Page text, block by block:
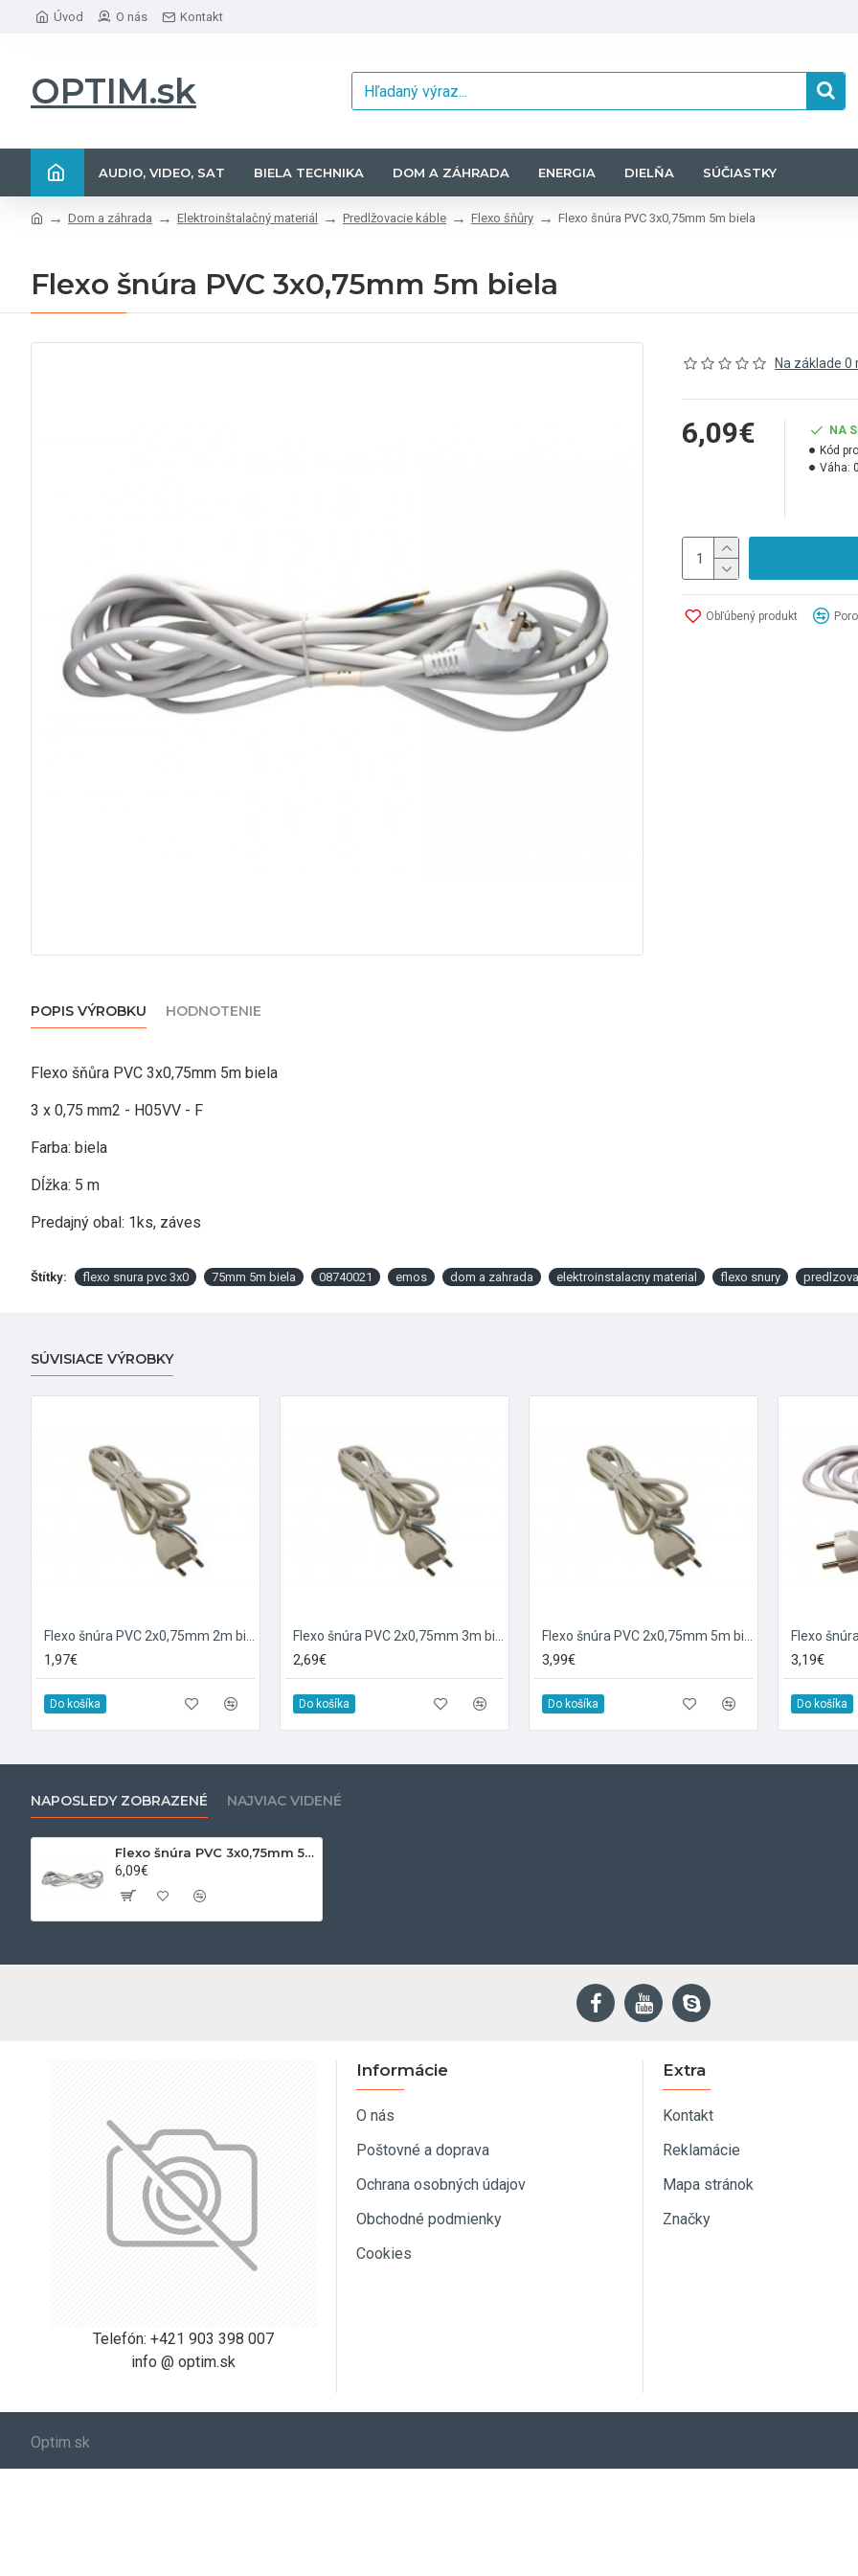
Úvod O nás Kontakt
OPTIM.sk
AUDIO, VIDEO, SAT BIELA TECHNIKA DOM A ZÁHRADA ENERGIA DIELŇA SÚČIASTKY
Dom a záhrada Elektroinštalačný materiál Predlžovacie káble Flexo šňůry Flexo šnúra PVC 3x0,75mm 5m biela
Flexo šnúra PVC 3x0,75mm 5m biela
Na základe 0
6,09€
NA
Kód
Váha:
Obľúbený produkt
POPIS VÝROBKU HODNOTENIE
Flexo šňůra PVC 3x0,75mm 5m biela
3 x 0,75 mm2 - H05VV - F
Farba: biela
Dĺžka: 5 m
Predajný obal: 1ks, záves
Štítky: flexo snura pvc 3x0 75mm 5m biela 08740021 emos dom a zahrada elektroinstalacny material flexo snury
SÚVISIACE VÝROBKY
1,97€
Do košíka
2,69€
Do košíka
3,99€
Do košíka
3,19€
Do košíka
NAPOSLEDY ZOBRAZENÉ NAJVIAC VIDENÉ
Flexo šnúra PVC 3x0,75mm 5m biela
6,09€
Telefón: +421 903 398 007
info @ optim.sk
Informácie
O nás
Poštovné a doprava
Ochrana osobných údajov
Obchodné podmienky
Cookies
Extra
Kontakt
Reklamácie
Mapa stránok
Značky
Optim.sk